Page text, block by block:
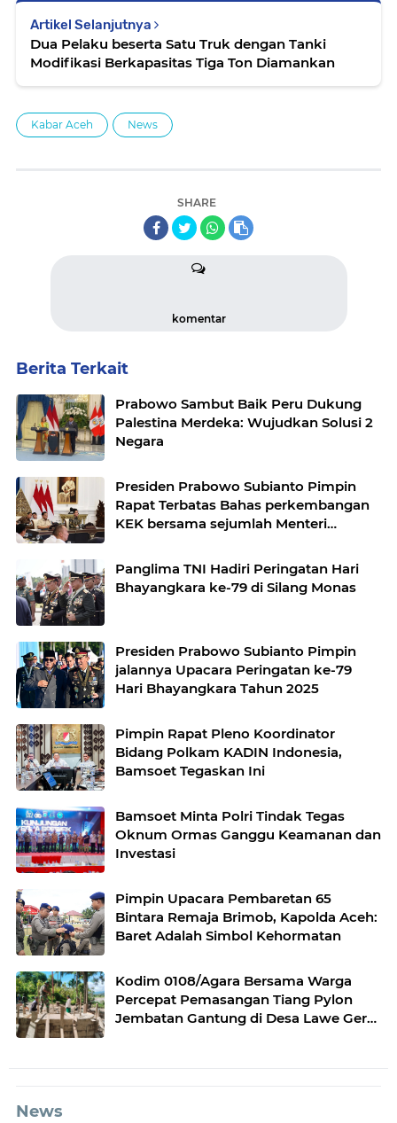
Artikel Selanjutnya
Dua Pelaku beserta Satu Truk dengan Tanki
Modifikasi Berkapasitas Tiga Ton Diamankan
Kabar Aceh News
SHARE
komentar
Berita Terkait
Prabowo Sambut Baik Peru Dukung
Palestina Merdeka: Wujudkan Solusi 2
Negara
Presiden Prabowo Subianto Pimpin
Rapat Terbatas Bahas perkembangan
KEK bersama sejumlah Menteri
Panglima TNI Hadiri Peringatan Hari
Bhayangkara ke-79 di Silang Monas
Presiden Prabowo Subianto Pimpin
jalannya Upacara Peringatan ke-79
Hari Bhayangkara Tahun 2025
Pimpin Rapat Pleno Koordinator
Bidang Polkam KADIN Indonesia,
Bamsoet Tegaskan Ini
Bamsoet Minta Polri Tindak Tegas
Oknum Ormas Ganggu Keamanan dan
Investasi
Pimpin Upacara Pembaretan 65
Bintara Remaja Brimob, Kapolda Aceh:
Baret Adalah Simbol Kehormatan
Kodim 0108/Agara Bersama Warga
Percepat Pemasangan Tiang Pylon
Jembatan Gantung di Desa Lawe Ger-
News